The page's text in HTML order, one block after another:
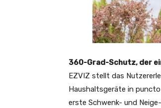
360-Grad-Schutz, der
EZVIZ stellt das
Haushaltsgeräte in
erste Schwenk- und